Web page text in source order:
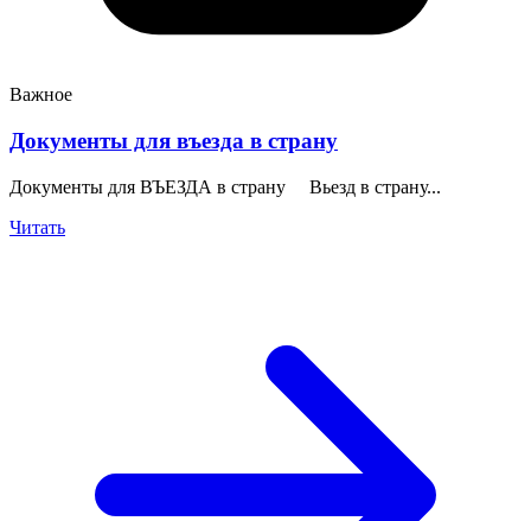
Важное
Документы для въезда в страну
Документы для ВЪЕЗДА в страну Вьезд в страну...
Читать